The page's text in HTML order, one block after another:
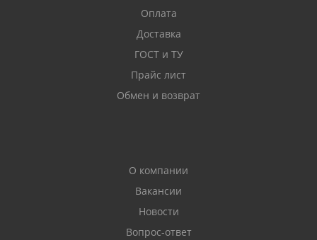
Оплата
Доставка
ГОСТ и ТУ
Прайс лист
Обмен и возврат
О компании
Вакансии
Новости
Вопрос-ответ